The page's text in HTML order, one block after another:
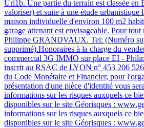
Uri1b. Une partie du terrain est classée en
valoriser) et suite à une étude urbanistique
maison individuelle d'environ 100 m2
garage attenant est envisageable. Pour
Philippe GRANDVAUX. Tel: (Numéro
supprimé).Honoraires à la charge du
commercial 3G IMMO sur place EI -
inscrit au RSAC de LYON n° 453 206
du Code Monétaire et Financier, pour
présentation d'une pièce d'identité vous
informations sur les risques auxquels ce
disponibles sur le site Géorisques :
informations sur les risques auxquels ce
disponibles sur le site Géorisques :